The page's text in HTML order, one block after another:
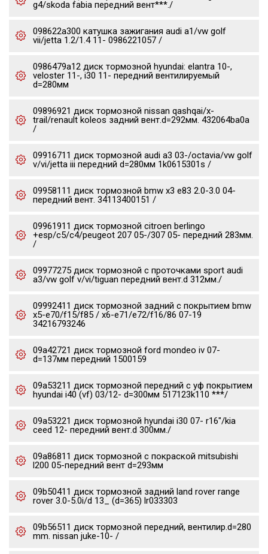
g4/skoda fabia передний вент***./
098622a300 катушка зажигания audi a1/vw golf
vii/jetta 1.2/1.4 11- 0986221057 /
0986479a12 диск тормозной hyundai: elantra 10-,
veloster 11-, i30 11- передний вентилируемый
d=280мм
09896921 диск тормозной nissan qashqai/x-
trail/renault koleos задний вент.d=292мм. 432064ba0a
/
09916711 диск тормозной audi a3 03-/octavia/vw golf
v/vi/jetta iii передний d=280мм 1k0615301s /
09958111 диск тормозной bmw x3 e83 2.0-3.0 04-
передний вент. 34113400151 /
09961911 диск тормозной citroen berlingo
+esp/c5/c4/peugeot 207 05-/307 05- передний 283мм.
/
09977275 диск тормозной c проточками sport audi
a3/vw golf v/vi/tiguan передний вент.d 312мм./
09992411 диск тормозной задний с покрытием bmw
x5-e70/f15/f85 / x6-e71/e72/f16/86 07-19
34216793246
09a42721 диск тормозной ford mondeo iv 07-
d=137мм передний 1500159
09a53211 диск тормозной передний с уф покрытием
hyundai i40 (vf) 03/12- d=300мм 517123k110 ***/
09a53221 диск тормозной hyundai i30 07- r16"/kia
ceed 12- передний вент.d 300мм./
09a86811 диск тормозной с покраской mitsubishi
l200 05-передний вент d=293мм
09b50411 диск тормозной задний land rover range
rover 3.0-5.0i/d 13_ (d=365) lr033303
09b56511 диск тормозной передний, вентилир.d=280
mm. nissan juke-10- /